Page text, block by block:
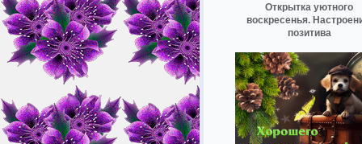
Открытка уютного
воскресенья.
позитива